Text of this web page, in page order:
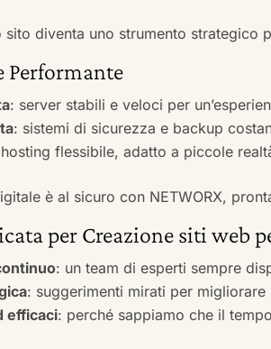
sito diventa uno strumento
Performante
: server stabili e veloci per
: sistemi di sicurezza e backup
flessibile, adatto a piccole
è al sicuro con NETWORX,
per Creazione siti web
: un team di esperti sempre
: suggerimenti mirati per migliorare
efficaci: perché sappiamo che il